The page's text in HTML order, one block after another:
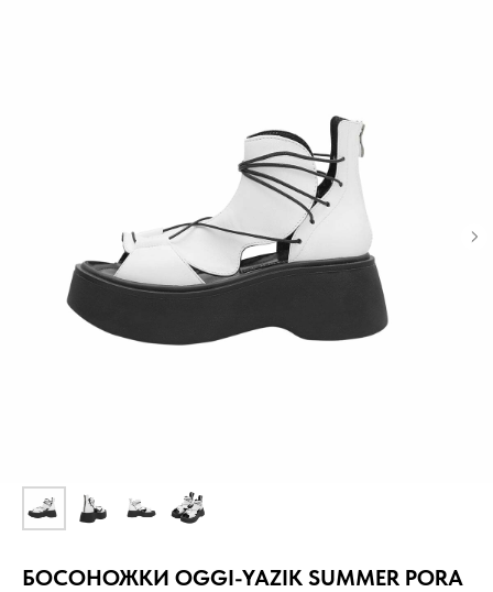
БОСОНОЖКИ OGGI-YAZIK SUMMER PORA